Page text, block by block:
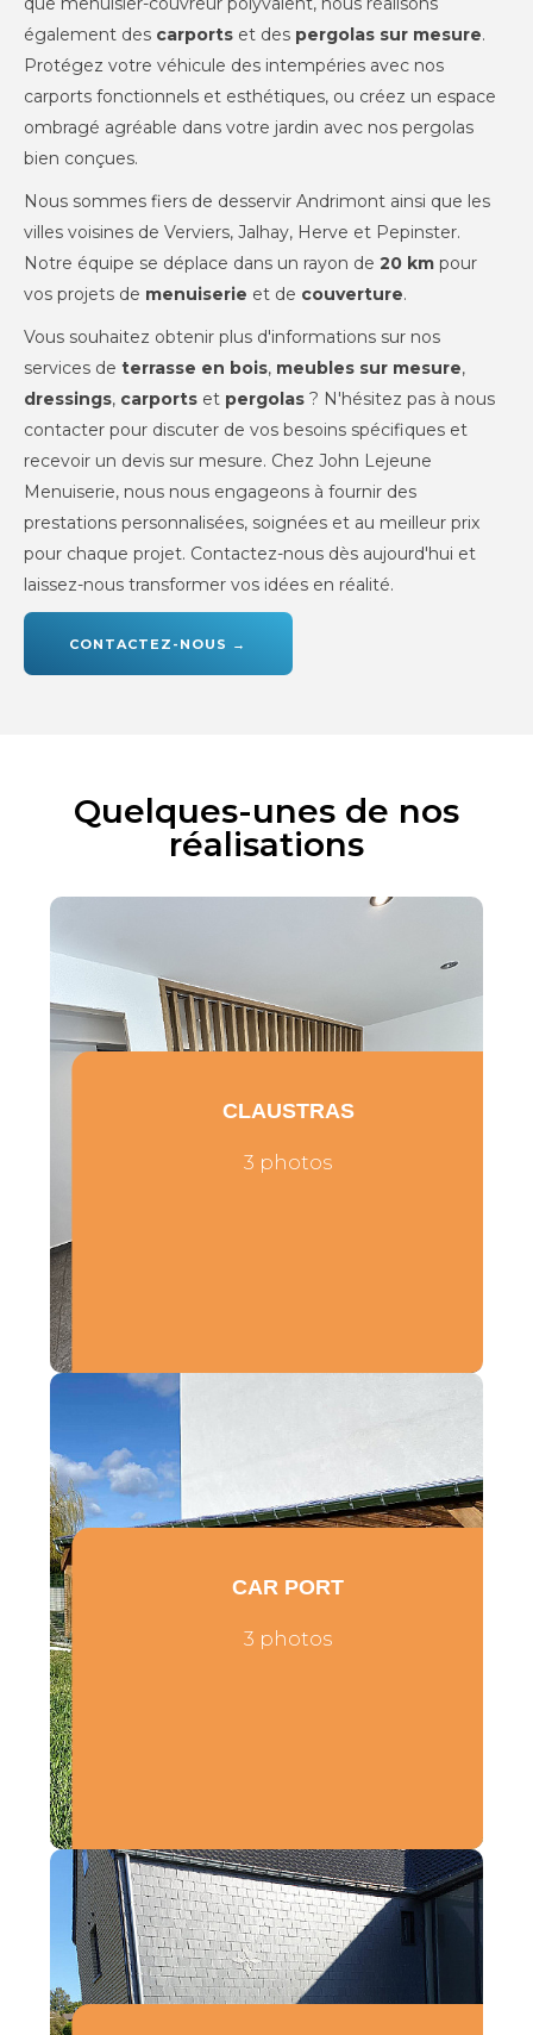
également des carports et des pergolas sur mesure.
Protégez votre véhicule des intempéries avec nos
carports fonctionnels et esthétiques, ou créez un espace
ombragé agréable dans votre jardin avec nos pergolas
bien conçues.
Nous sommes fiers de desservir Andrimont ainsi que les
villes voisines de Verviers, Jalhay, Herve et Pepinster.
Notre équipe se déplace dans un rayon de 20 km pour
vos projets de menuiserie et de couverture.
Vous souhaitez obtenir plus d'informations sur nos
services de terrasse en bois, meubles sur mesure,
dressings, carports et pergolas ? N'hésitez pas à nous
contacter pour discuter de vos besoins spécifiques et
recevoir un devis sur mesure. Chez John Lejeune
Menuiserie, nous nous engageons à fournir des
prestations personnalisées, soignées et au meilleur prix
pour chaque projet. Contactez-nous dès aujourd'hui et
laissez-nous transformer vos idées en réalité.
CONTACTEZ-NOUS →
Quelques-unes de nos
réalisations
CLAUSTRAS
3 photos
CAR PORT
3 photos